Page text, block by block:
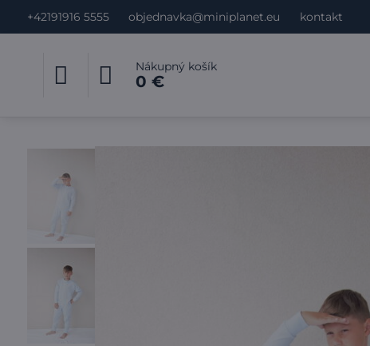
+42191916 5555 objednavka@miniplanet.eu kontakt
Nákupný košík
0 €